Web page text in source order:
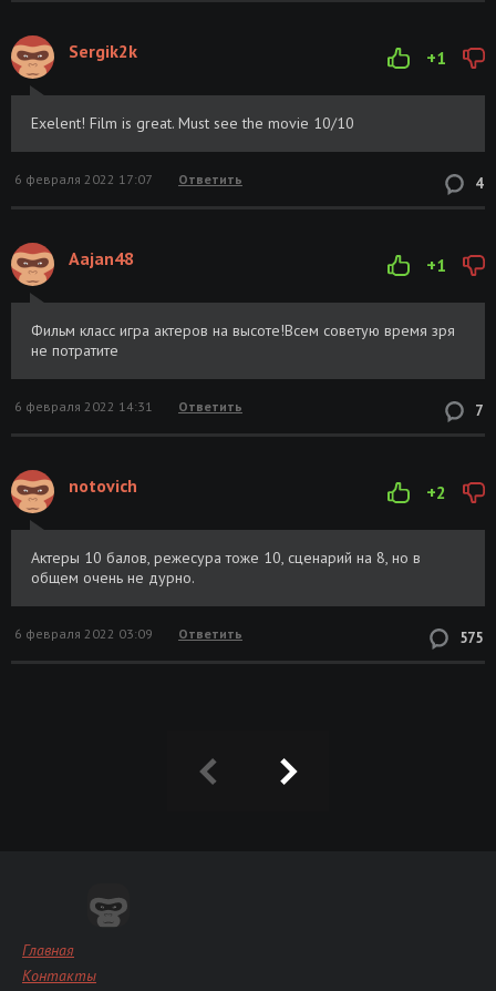
+1
Sergik2k
Exelent! Film is great. Must see the movie 10/10
4
6 февраля 2022 17:07 Ответить
+1
Aajan48
Фильм класс игра актеров на высоте!Всем советую время зря
не потратите
7
6 февраля 2022 14:31 Ответить
+2
notovich
Актеры 10 балов, режесура тоже 10, сценарий на 8, но в
общем очень не дурно.
575
6 февраля 2022 03:09 Ответить
Главная
Контакты